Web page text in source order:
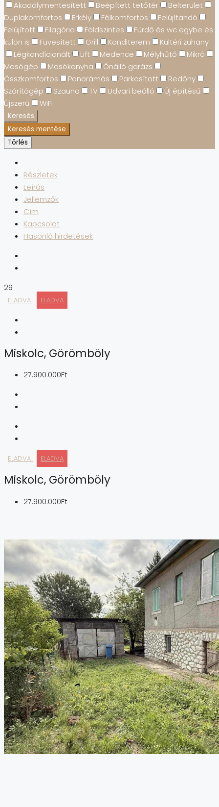
Akadálymentesített
Beépített tetőtér
Belterület
Duplakomfortos
Erkély Félkomfortos
Felújítandó
Felújított
Filagória Földszintes
Fürdő és wc egybe és
külön is
Füvesített Grill Konditerem
Kültéri zuhany
Légkondícionált
Lift Medence Mélyhűtő
Mikró
Mosógép
Mosókonyha
Önálló garázs
Összkomfortos
Panorámás Parkosított
Redőny
Szárítógép
Szauna TV Udvari beálló
Új építésű
Újszerű
WiFi
Keresés
Keresés mentése
Törlés
Részletek
Leírás
Jellemzők
Cím
Kapcsolat
Hasonló hirdetések
29
ELADVA ELADVA
Miskolc, Görömböly
27.900.000Ft
ELADVA ELADVA
Miskolc, Görömböly
27.900.000Ft